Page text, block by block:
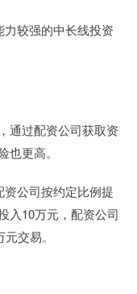
较强的中长线投资
通过配资公司获取资
更高。
公司按约定比例提
入10万元，配资公司
交易。